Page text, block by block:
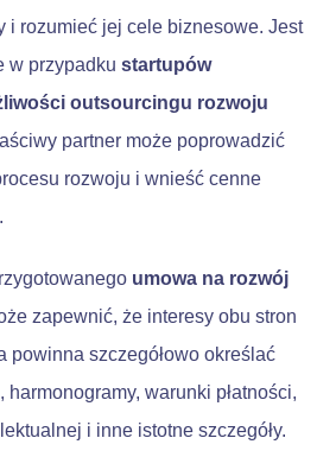
i rozumieć jej cele biznesowe. Jest
w przypadku startupów
outsourcingu rozwoju
partner może poprowadzić
rozwoju i wnieść cenne
umowa na rozwój
zapewnić, że interesy obu stron
powinna szczegółowo określać
warunki płatności,
i inne istotne szczegóły.